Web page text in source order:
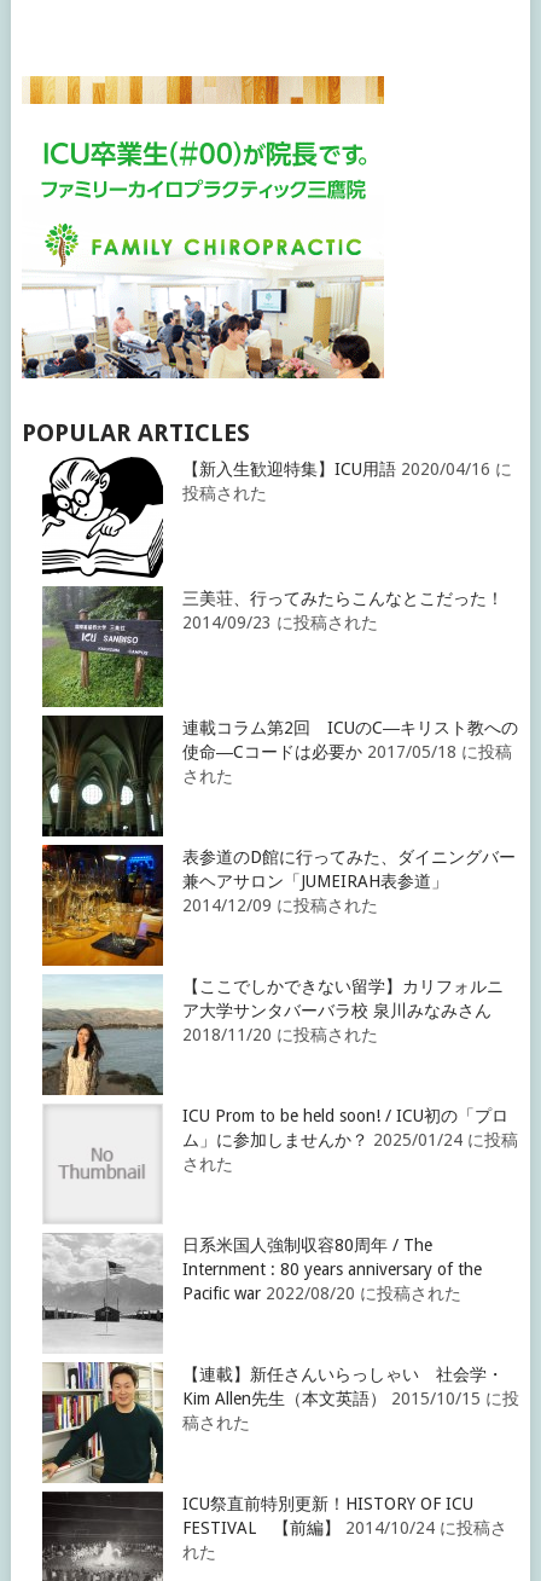
POPULAR ARTICLES
【新入生歓迎特集】ICU用語 2020/04/16 に
投稿された
三美荘、行ってみたらこんなとこだった！
2014/09/23 に投稿された
連載コラム第2回 ICUのC―キリスト教への
使命―Cコードは必要か 2017/05/18 に投稿
された
表参道のD館に行ってみた、ダイニングバー
兼ヘアサロン「JUMEIRAH表参道」
2014/12/09 に投稿された
【ここでしかできない留学】カリフォルニ
ア大学サンタバーバラ校 泉川みなみさん
2018/11/20 に投稿された
ICU Prom to be held soon! / ICU初の「プロ
ム」に参加しませんか？ 2025/01/24 に投稿
された
日系米国人強制収容80周年 / The
Internment : 80 years anniversary of the
Pacific war 2022/08/20 に投稿された
【連載】新任さんいらっしゃい 社会学・
Kim Allen先生（本文英語）
2015/10/15 に投
稿された
ICU祭直前特別更新！HISTORY OF ICU
FESTIVAL 【前編】
2014/10/24 に投稿さ
れた